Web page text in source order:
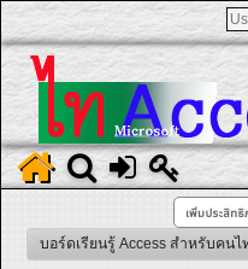
บอร์ดเรียนรู้ Access สำหรับคนไ